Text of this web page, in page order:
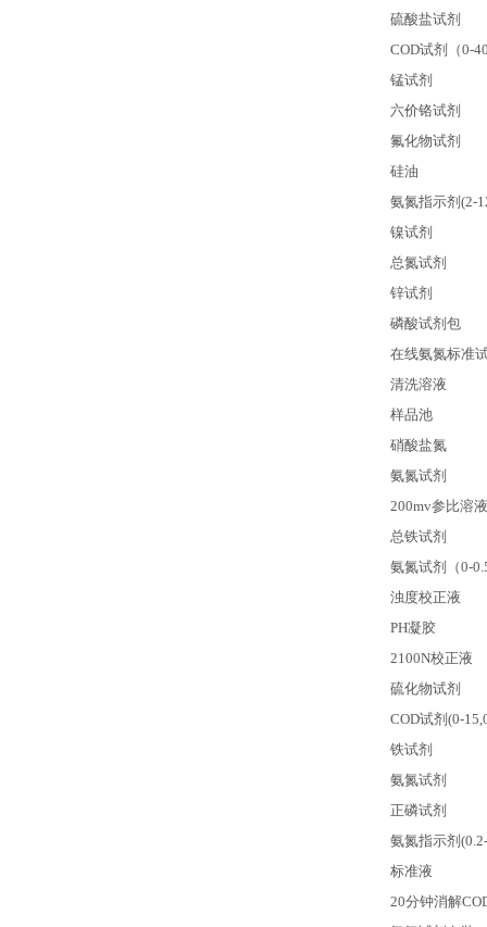
硫酸盐试剂
COD试剂（0-
锰试剂
六价铬试剂
氟化物试剂
硅油
氨氮指示剂(2-
镍试剂
总氮试剂
锌试剂
磷酸试剂包
在线氨氮标准
清洗溶液
样品池
硝酸盐氮
氨氮试剂
200mv参比溶液
总铁试剂
氨氮试剂（0-
浊度校正液
PH凝胶
2100N校正液
硫化物试剂
COD试剂(0-
铁试剂
氨氮试剂
正磷试剂
氨氮指示剂
标准液
20分钟消解